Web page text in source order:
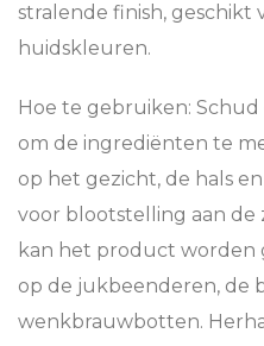
stralende finish, geschikt
huidskleuren.
Hoe te gebruiken: Schud
om de ingrediënten te
op het gezicht, de hals
voor blootstelling aan de
kan het product
op de jukbeenderen, de
wenkbrauwbotten.